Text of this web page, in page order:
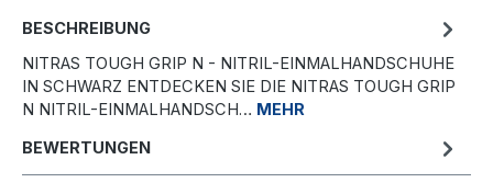
BESCHREIBUNG
NITRAS TOUGH GRIP N - NITRIL-EINMALHANDSCHUHE
IN SCHWARZ ENTDECKEN SIE DIE NITRAS TOUGH GRIP
N NITRIL-EINMALHANDSCH… MEHR
BEWERTUNGEN